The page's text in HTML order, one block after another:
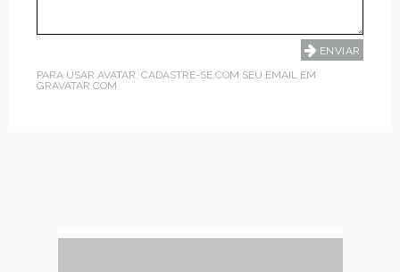
PARA USAR AVATAR, CADASTRE-SE COM SEU EMAIL EM
GRAVATAR.COM